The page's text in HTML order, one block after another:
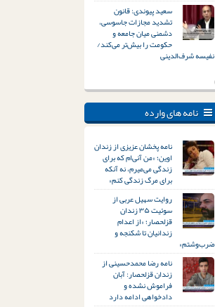
سعید پیوندی: قانون
تشدید مجازات جاسوسی،
دشمنی میان جامعه و
حکومت را بیش‌تر می‌کند/
نفیسه شرف‌الدینی
نامه های وارده
نامه پخشان عزیزی از زندان
اوین؛ «من آنی‌ام که برای
زندگی می‌میرم، نه آنکه
برای مرگ زندگی کنم»
روایت سهیل عربی از
سوئیت ۳۵ زندان
قزلحصار؛ «از اعدام
زندانیان تا شکنجه و
ضرب‌وشتم»
نامه رضا محمدحسینی از
زندان قزلحصار: آبان
فراموش نشده و
دادخواهی ادامه دارد